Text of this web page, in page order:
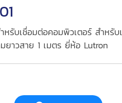
รับเชื่อมต่อคอมพิวเตอร์ สำหรับ
าวสาย 1 เมตร ยี่ห้อ Lutron